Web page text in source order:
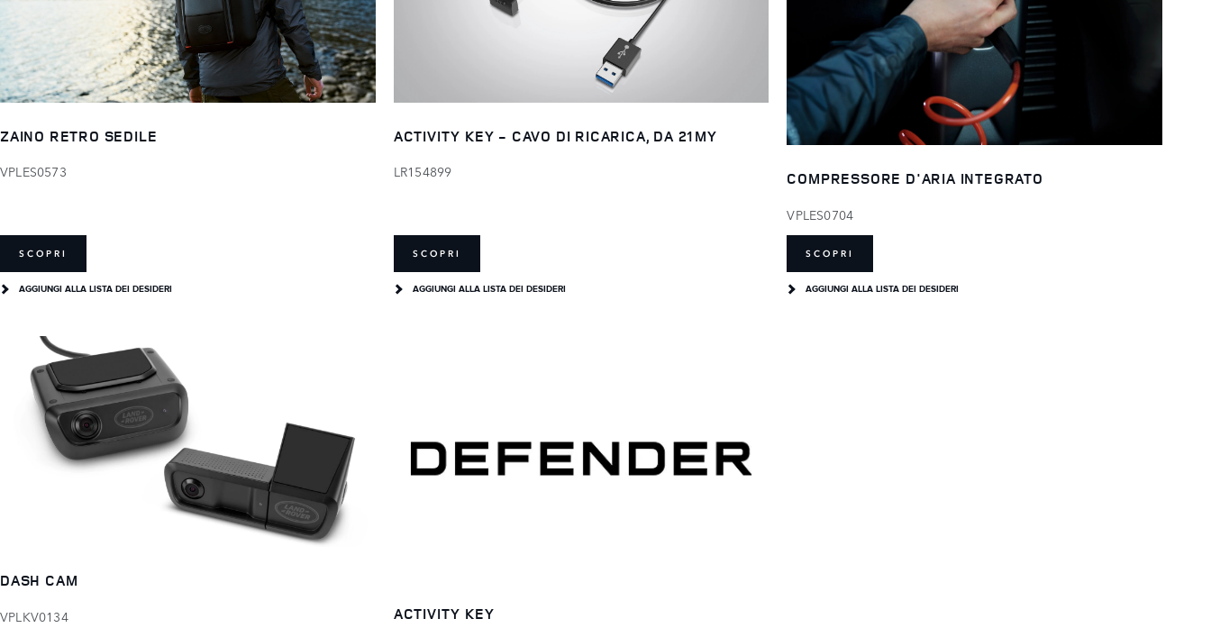
ZAINO RETRO SEDILE
VPLES0573
SCOPRI
AGGIUNGI ALLA LISTA DEI DESIDERI
ACTIVITY KEY - CAVO DI RICARICA, DA 21MY
LR154899
SCOPRI
AGGIUNGI ALLA LISTA DEI DESIDERI
COMPRESSORE D'ARIA INTEGRATO
VPLES0704
SCOPRI
AGGIUNGI ALLA LISTA DEI DESIDERI
DASH CAM
VPLKV0134 ACTIVITY KEY